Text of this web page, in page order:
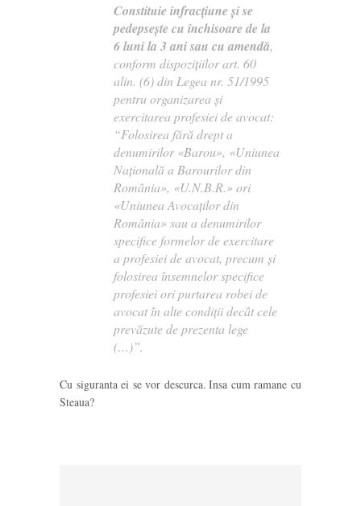
Constituie infracţiune şi se
pedepseşte cu închisoare de la
6 luni la 3 ani sau cu amendă,
conform dispozițiilor art. 60
alin. (6) din Legea nr. 51/1995
pentru organizarea și
exercitarea profesiei de avocat:
“Folosirea fără drept a
denumirilor «Barou», «Uniunea
Naţională a Barourilor din
România», «U.N.B.R.» ori
«Uniunea Avocaţilor din
România» sau a denumirilor
specifice formelor de exercitare
a profesiei de avocat, precum şi
folosirea însemnelor specifice
profesiei ori purtarea robei de
avocat în alte condiţii decât cele
prevăzute de prezenta lege
(…)”.
Cu siguranta ei se vor descurca. Insa cum ramane cu
Steaua?